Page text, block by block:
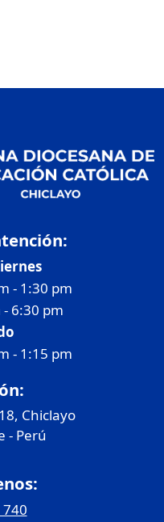
- 1:30 pm
6:30 pm
- 1:15 pm
Chiclayo
- Perú